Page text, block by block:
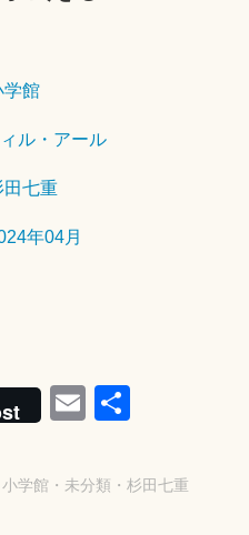
学館
ル・アール
田七重
年04月
E
ail
共
小学館・ 未分類 ・ 杉田七重